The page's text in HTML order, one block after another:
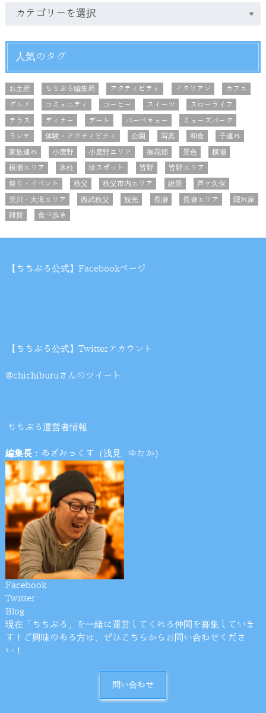
人気のタグ
お土産 ちちぶる編集局 アクティビティ イタリアン
カフェ
グルメ
コミュニティ コーヒー スイーツ
スローライフ
テラス
ディナー デート バーベキュー
ミューズパーク
ランチ
体験・アクティビティ 公園 写真 和食
子連れ
家族連れ
小鹿野 小鹿野エリア 御花畑 景色
横瀬
横瀬エリア
氷柱 珍スポット 皆野
皆野エリア
祭り・イベント
秩父 秩父市内エリア 絶景
芦ヶ久保
荒川・大滝エリア
西武秩父 観光 長瀞 長瀞エリア
隠れ家
雑貨
食べ歩き
【ちちぶる公式】Facebookページ
【ちちぶる公式】Twitterアカウント
@chichiburuさんのツイート
ちちぶる運営者情報
編集長：あざみっくす（浅見 ゆたか）
Facebook
Twitter
Blog
現在「ちちぶる」を一緒に運営してくれる仲間を募集していま
す！ご興味のある方は、ぜひこちらからお問い合わせくださ
い！
問い合わせ